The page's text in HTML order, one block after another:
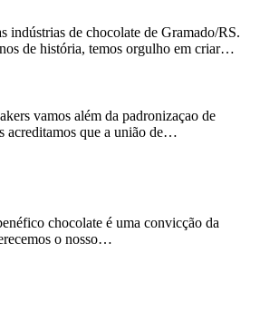
indústrias de chocolate de Gramado/RS.
de história, temos orgulho em criar…
vamos além da padronizaçao de
acreditamos que a união de…
chocolate é uma convicção da
o nosso…